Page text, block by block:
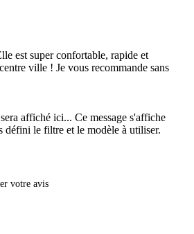
est super confortable, rapide et
ville ! Je vous recommande sans
affiché ici... Ce message s'affiche
défini le filtre et le modèle à utiliser.
votre avis